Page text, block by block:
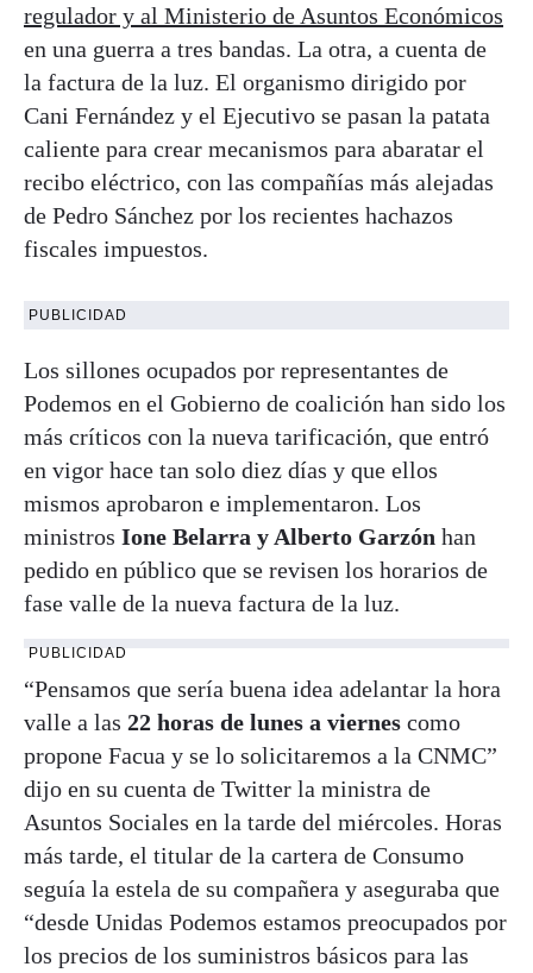
regulador y al Ministerio de Asuntos Económicos
en una guerra a tres bandas. La otra, a cuenta de
la factura de la luz. El organismo dirigido por
Cani Fernández y el Ejecutivo se pasan la patata
caliente para crear mecanismos para abaratar el
recibo eléctrico, con las compañías más alejadas
de Pedro Sánchez por los recientes hachazos
fiscales impuestos.
PUBLICIDAD
Los sillones ocupados por representantes de
Podemos en el Gobierno de coalición han sido los
más críticos con la nueva tarificación, que entró
en vigor hace tan solo diez días y que ellos
mismos aprobaron e implementaron. Los
ministros Ione Belarra y Alberto Garzón han
pedido en público que se revisen los horarios de
fase valle de la nueva factura de la luz.
PUBLICIDAD
“Pensamos que sería buena idea adelantar la hora
valle a las 22 horas de lunes a viernes como
propone Facua y se lo solicitaremos a la CNMC”
dijo en su cuenta de Twitter la ministra de
Asuntos Sociales en la tarde del miércoles. Horas
más tarde, el titular de la cartera de Consumo
seguía la estela de su compañera y aseguraba que
“desde Unidas Podemos estamos preocupados por
los precios de los suministros básicos para las